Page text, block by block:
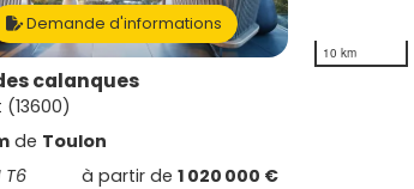
Demande d'informations
calanques
de Toulon
T6
à partir de 1 020 000 €
10 km